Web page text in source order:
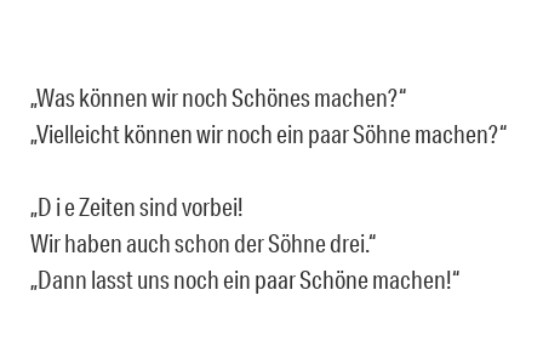
„Was können wir noch Schönes machen?“
„Vielleicht können wir noch ein paar Söhne machen?“
„D i e Zeiten sind vorbei!
Wir haben auch schon der Söhne drei.“
„Dann lasst uns noch ein paar Schöne machen!“